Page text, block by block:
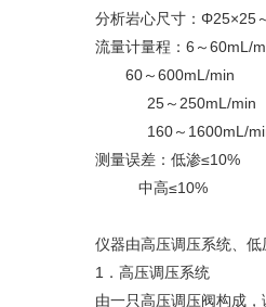
分析岩心尺寸：Φ25×25
流量计量程：6～60mL/
60～600mL/min
25～250mL/min
160～1600mL/
测量误差：低渗≤10%
中高≤10%
仪器由高压调压系统、
1．高压调压系统
由一只高压调压阀构成